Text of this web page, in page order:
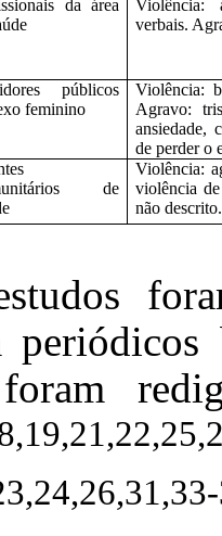
da área
Violência:
verbais.
públicos
feminino
Violência:
Agravo:
ansiedade,
de perder o
de
Violência:
violência
não descrito.
periódicos